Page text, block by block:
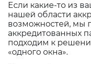
Если какие-то из
нашей области
возможностей, мы
аккредитованных
подходим к
«одного окна».